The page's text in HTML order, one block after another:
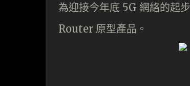
為迎接今年底 5G 網絡的起
Router 原型產品。